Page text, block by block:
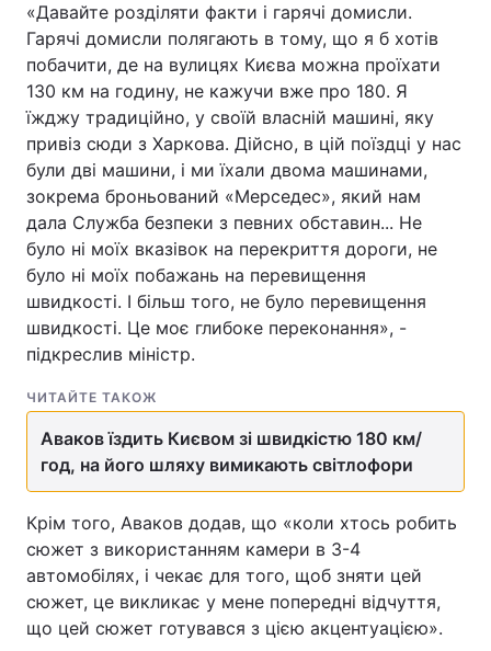
«Давайте розділяти факти і гарячі домисли.
Гарячі домисли полягають в тому, що я б хотів
побачити, де на вулицях Києва можна проїхати
130 км на годину, не кажучи вже про 180. Я
їжджу традиційно, у своїй власній машині, яку
привіз сюди з Харкова. Дійсно, в цій поїздці у нас
були дві машини, і ми їхали двома машинами,
зокрема броньований «Мерседес», який нам
дала Служба безпеки з певних обставин... Не
було ні моїх вказівок на перекриття дороги, не
було ні моїх побажань на перевищення
швидкості. І більш того, не було перевищення
швидкості. Це моє глибоке переконання», -
підкреслив міністр.
ЧИТАЙТЕ ТАКОЖ
Аваков їздить Києвом зі швидкістю 180 км/
год, на його шляху вимикають світлофори
Крім того, Аваков додав, що «коли хтось робить
сюжет з використанням камери в 3-4
автомобілях, і чекає для того, щоб зняти цей
сюжет, це викликає у мене попередні відчуття,
що цей сюжет готувався з цією акцентуацією».